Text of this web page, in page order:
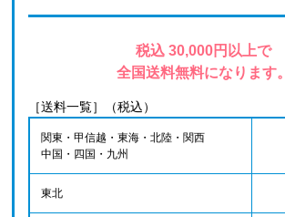
税込 30,000円以上で
全国送料無料になります。
［送料一覧］（税込）
関東・甲信越・東海・北陸・関西
中国・四国・九州
東北